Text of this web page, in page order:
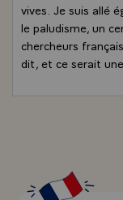
vives. Je suis allé
le paludisme, un
chercheurs
dit, et ce serait
paludisme,
femmes
Je suis ensuite
m'a été montré